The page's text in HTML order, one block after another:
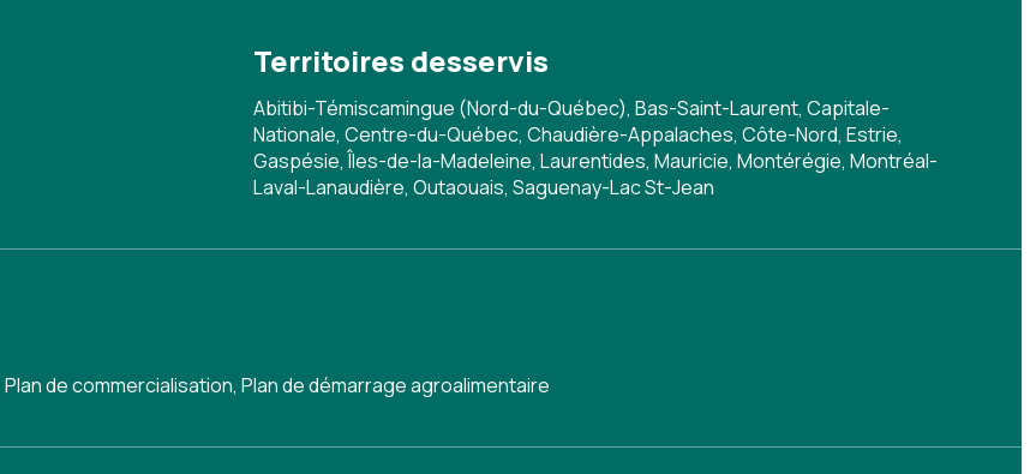
Territoires desservis
Abitibi-Témiscamingue (Nord-du-Québec), Bas-Saint-Laurent, Capitale-
Nationale, Centre-du-Québec, Chaudière-Appalaches, Côte-Nord, Estrie,
Gaspésie, Îles-de-la-Madeleine, Laurentides, Mauricie, Montérégie, Montréal-
Laval-Lanaudière, Outaouais, Saguenay-Lac St-Jean
Plan de commercialisation, Plan de démarrage agroalimentaire